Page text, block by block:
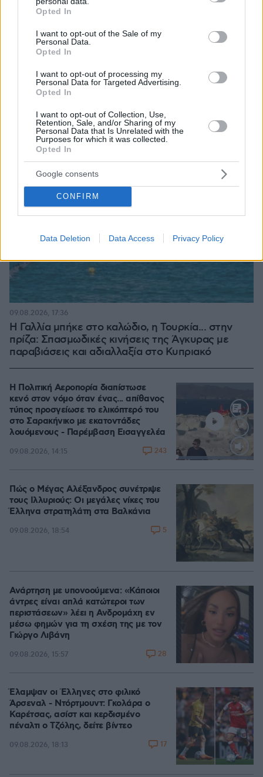
grant or deny consent to Google and its third-party tags to
use your data for below specified purposes in below Google
consent section.
Opted In
I want to opt-out of the Sale of my
Personal Data.
Opted In
I want to opt-out of processing my
Personal Data for Targeted Advertising.
Opted In
I want to opt-out of Collection, Use,
Retention, Sale, and/or Sharing of my
Personal Data that Is Unrelated with the
Purposes for which it was collected.
Opted In
Google consents
CONFIRM
Data Deletion Data Access Privacy Policy
Σκέρτσος: «Στατιστική παγίδα» το ότι 7 στους 10
έχουν καταθέσεις κάτω από 1.000 ευρώ, τι
δείχνουν τα στοιχεία
Η Γαλλία μπήκε στο καλώδιο, η Τουρκία... στην
πρίζα: Σπασμωδικές κινήσεις της Άγκυρας με
παραβιάσεις και αδιαλλαξία στο Κυπριακό
09.08.2026, 17:36
Loaded
Η Πολιτική Αεροπορία διαπίστωσε
κενό στον νόμο όταν ένας... απίθανος
τύπος προσγείωσε το ελικόπτερό του
στο Σαρακήνικο με εκατοντάδες
λουόμενους - Παρέμβαση Εισαγγελέα
09.08.2026, 14:15 243
Πώς ο Μέγας Αλέξανδρος συνέτριψε
τους Ιλλυριούς: Οι μεγάλες νίκες του
Έλληνα στρατηλάτη στα Βαλκάνια
09.08.2026, 18:54 5
Ανάρτηση με υπονοούμενα: «Κάποιοι
άντρες είναι απλά κατώτεροι των
περιστάσεων» λέει η Ανδρομάχη εν
μέσω φημών για τη σχέση της με τον
Γιώργο Λιβάνη
09.08.2026, 15:57 28
Έλαμψαν οι Έλληνες στο φιλικό
Άρσεναλ - Ντόρτμουντ: Γκολάρα ο
Καρέτσας, ασίστ και κερδισμένο
πέναλτι ο Τζόλης, δείτε βίντεο
09.08.2026, 18:13 17